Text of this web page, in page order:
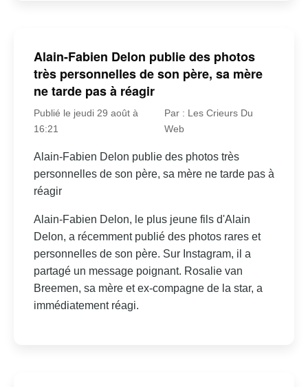
Alain-Fabien Delon publie des photos
très personnelles de son père, sa mère
ne tarde pas à réagir
Publié le jeudi 29 août à
16:21
Par : Les Crieurs Du
Web
Alain-Fabien Delon publie des photos très
personnelles de son père, sa mère ne tarde pas à
réagir
Alain-Fabien Delon, le plus jeune fils d'Alain
Delon, a récemment publié des photos rares et
personnelles de son père. Sur Instagram, il a
partagé un message poignant. Rosalie van
Breemen, sa mère et ex-compagne de la star, a
immédiatement réagi.